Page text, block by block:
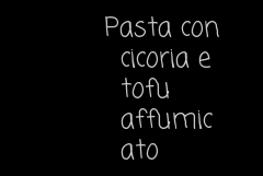
Pasta con
cicoria e
tofu
affumic
ato